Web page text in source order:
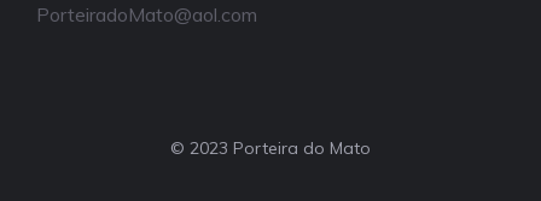
PorteiradoMato@aol.com
© 2023 Porteira do Mato